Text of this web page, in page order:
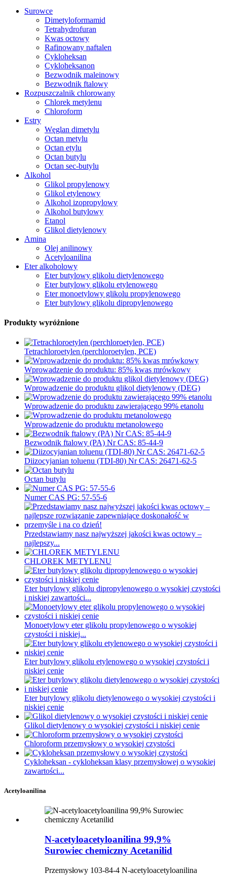
Surowce
Dimetyloformamid
Tetrahydrofuran
Kwas octowy
Rafinowany naftalen
Cykloheksan
Cykloheksanon
Bezwodnik maleinowy
Bezwodnik ftalowy
Rozpuszczalnik chlorowany
Chlorek metylenu
Chloroform
Estry
Węglan dimetylu
Octan metylu
Octan etylu
Octan butylu
Octan sec-butylu
Alkohol
Glikol propylenowy
Glikol etylenowy
Alkohol izopropylowy
Alkohol butylowy
Etanol
Glikol dietylenowy
Amina
Olej anilinowy
Acetyloanilina
Eter alkoholowy
Eter butylowy glikolu dietylenowego
Eter butylowy glikolu etylenowego
Eter monoetylowy glikolu propylenowego
Eter butylowy glikolu dipropylenowego
Produkty wyróżnione
Tetrachloroetylen (perchloroetylen, PCE)
Wprowadzenie do produktu: 85% kwas mrówkowy
Wprowadzenie do produktu glikol dietylenowy (DEG)
Wprowadzenie do produktu zawierającego 99% etanolu
Wprowadzenie do produktu metanolowego
Bezwodnik ftalowy (PA) Nr CAS: 85-44-9
Diizocyjanian toluenu (TDI-80) Nr CAS: 26471-62-5
Octan butylu
Numer CAS PG: 57-55-6
Przedstawiamy nasz najwyższej jakości kwas octowy –
najlepszy...
CHLOREK METYLENU
Eter butylowy glikolu dipropylenowego o wysokiej czystości
i niskiej zawartości...
Monoetylowy eter glikolu propylenowego o wysokiej
czystości i niskiej...
Eter butylowy glikolu etylenowego o wysokiej czystości i
niskiej cenie
Eter butylowy glikolu dietylenowego o wysokiej czystości i
niskiej cenie
Glikol dietylenowy o wysokiej czystości i niskiej cenie
Chloroform przemysłowy o wysokiej czystości
Cykloheksan - cykloheksan klasy przemysłowej o wysokiej
zawartości...
Acetyloanilina
N-acetyloacetyloanilina 99,9%
Surowiec chemiczny Acetanilid
Przemysłowy 103-84-4 N-acetyloacetyloanilina